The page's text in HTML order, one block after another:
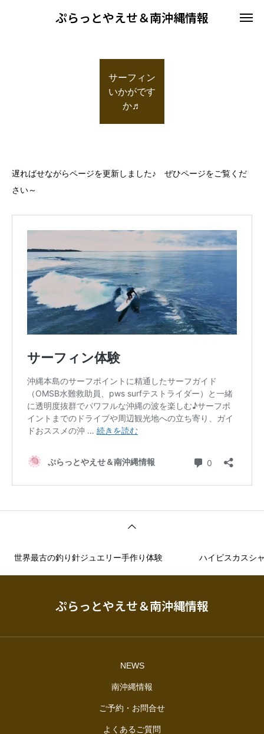
ぷらっとやえせ＆南沖縄情報
サーフィン
いかがです
か♬
遅ればせながらページを更新しました♪ ぜひページをご覧くだ
さい～
世界最古の釣り針ジュエリー手作り体験 ハイビスカスシ
ぷらっとやえせ＆南沖縄情報
NEWS
南沖縄情報
ご予約・お問合せ
よくあるご質問